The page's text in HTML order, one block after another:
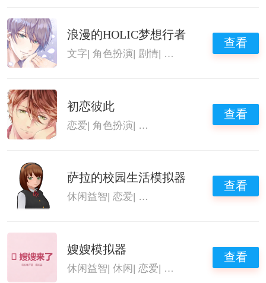
浪漫的HOLIC梦想行者
文字 |角色扮演 剧情 恋爱养成类游戏
查看
初恋彼此
恋爱|角色扮演| 角色扮演手游 恋爱养成类
查看
萨拉的校园生活模拟器
休闲益智 |恋爱 校园恋爱模拟器 |恋爱养成
查看
嫂嫂模拟器
休闲益智|休闲| 恋爱| 恋爱养成类游戏
查看